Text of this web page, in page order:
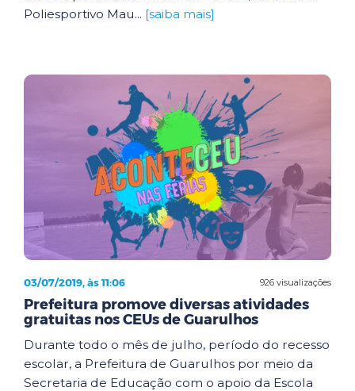
Poliesportivo Mau... [saiba mais]
926 visualizações
03/07/2019, às 11:06
Prefeitura promove diversas atividades
gratuitas nos CEUs de Guarulhos
Durante todo o mês de julho, período do recesso
escolar, a Prefeitura de Guarulhos por meio da
Secretaria de Educação com o apoio da Escola